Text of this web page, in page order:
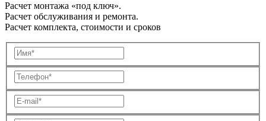
Расчет монтажа «под ключ».
Расчет обслуживания и ремонта.
Расчет комплекта, стоимости и сроков